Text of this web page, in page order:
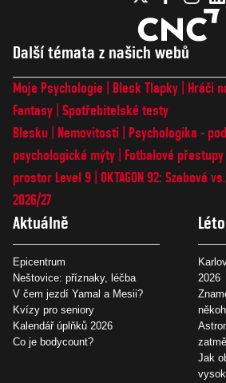
Další témata z našich webů
Moje Psychologie Blesk Tlapky Hráči
Fantasy Spotřebitelské testy
Blesku
Nemovitosti
Psychologika -
psychologické mýty
Fotbalové přestupy
prostor Level 9 OKTAGON 92: Szabová
2026/27
Aktuálně
Epicentrum
Neštovice: příznaky, léčba
V čem jezdí Yamal a Mesii?
Kvízy pro seniory
Kalendář úplňků 2026
Co je bodycount?
2026
Jak